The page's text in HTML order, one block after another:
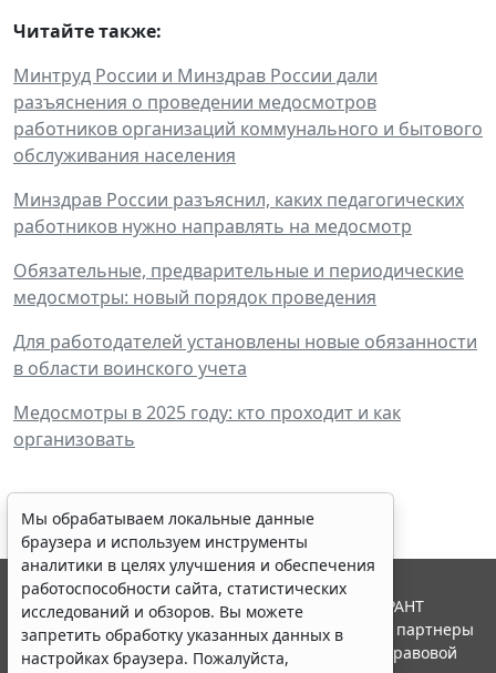
Читайте также:
Минтруд России и Минздрав России дали
разъяснения о проведении медосмотров
работников организаций коммунального и бытового
обслуживания населения
Минздрав России разъяснил, каких педагогических
работников нужно направлять на медосмотр
Обязательные, предварительные и периодические
медосмотры: новый порядок проведения
Для работодателей установлены новые обязанности
в области воинского учета
Медосмотры в 2025 году: кто проходит и как
организовать
Мы обрабатываем локальные данные
браузера и используем инструменты
аналитики в целях улучшения и обеспечения
работоспособности сайта, статистических
исследований и обзоров. Вы можете
запретить обработку указанных данных в
настройках браузера. Пожалуйста,
© ООО "НПП "ГАРАНТ-СЕРВИС", 2026. Система ГАРАНТ
выпускается с 1990 года. Компания "Гарант" и ее партнеры
являются участниками Российской ассоциации правовой